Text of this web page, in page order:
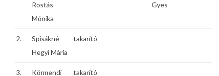
Rostás
Mónika
Gyes
2.
Spisákné
Hegyi Mária
takarító
3.
Körmendi
takarító